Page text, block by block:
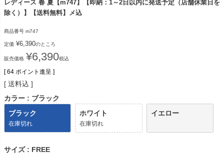
レディース 春 夏【m747】【即納：1～2日以内に発送予定（店舗休業日を
除く）】【送料無料】メ込
商品番号 m747
定価 ¥6,390のところ
販売価格 ¥6,390税込
[ 64 ポイント進呈 ]
送料込
カラー
ブラック
ブラック
在庫切れ
ホワイト
在庫切れ
イエロー
サイズ
FREE